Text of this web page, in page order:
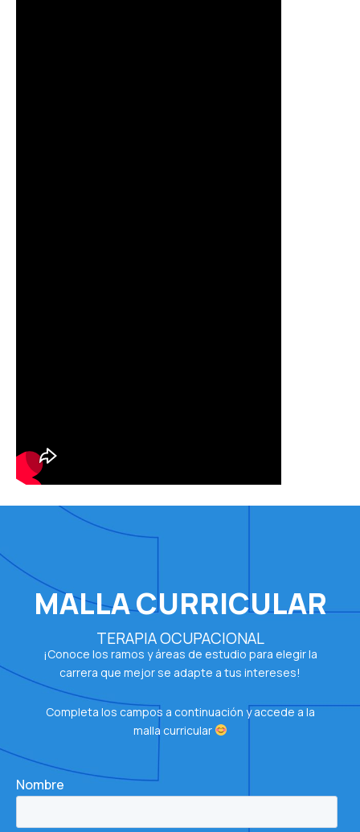
MALLA CURRICULAR
TERAPIA OCUPACIONAL
¡Conoce los ramos y áreas de estudio para elegir la
carrera que mejor se adapte a tus intereses!
Completa los campos a continuación y accede a la
malla curricular